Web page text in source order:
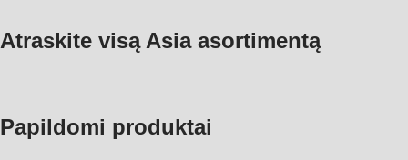
Atraskite visą Asia asortimentą
Papildomi produktai